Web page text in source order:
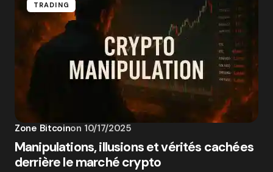
TRADING
Zone Bitcoinon 10/17/2025
Manipulations, illusions et vérités cachées
derrière le marché crypto